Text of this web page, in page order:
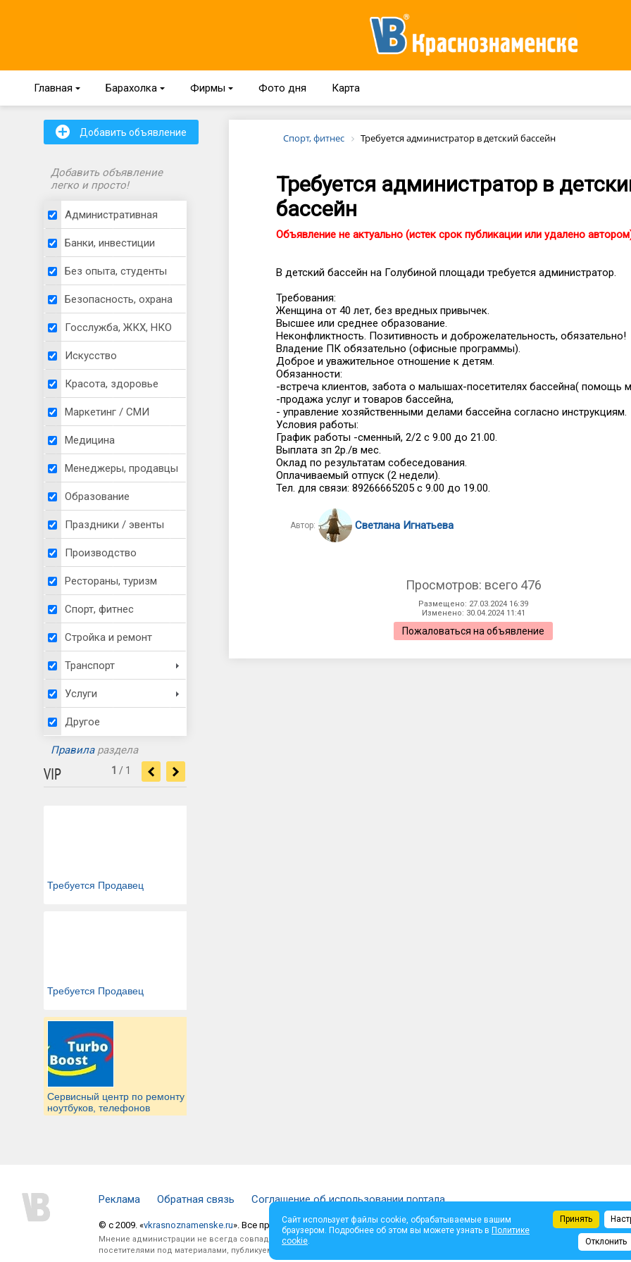
Главная { Барахолка { Фирмы { Фото дня Карта
+ Добавить объявление
Добавить объявление
легко и просто!
Административная
Банки, инвестиции
Без опыта, студенты
Безопасность, охрана
Госслужба, ЖКХ, НКО
Искусство
Красота, здоровье
Маркетинг / СМИ
Медицина
Менеджеры, продавцы
Образование
Праздники / эвенты
Производство
Рестораны, туризм
Спорт, фитнес
Стройка и ремонт
Транспорт
Услуги
Другое
Правилараздела
VIP
Требуется Продавец
Требуется Продавец
Сервисный центр по ремонту
ноутбуков, телефонов
1 / 1 < >
Спорт, фитнес Требуется администратор в детский бассейн
Требуется администратор в
бассейн
Объявление не актуально (истек срок публикации или удалено
В детский бассейн на Голубиной площади требуется администратор.
Требования:
Женщина от 40 лет, без вредных привычек.
Высшее или среднее образование.
Неконфликтность. Позитивность и доброжелательность, обязательно!
Владение ПК обязательно (офисные программы).
Доброе и уважительное отношение к детям.
Обязанности:
-встреча клиентов, забота о малышах-посетителях бассейна( помощь
-продажа услуг и товаров бассейна,
- управление хозяйственными делами бассейна согласно инструкциям.
Условия работы:
График работы -сменный, 2/2 с 9.00 до 21.00.
Выплата зп 2р./в мес.
Оклад по результатам собеседования.
Оплачиваемый отпуск (2 недели).
Тел. для связи: 89266665205 с 9.00 до 19.00.
Автор: Светлана Игнатьева
Просмотров: всего 476
Размещено: 27.03.2024 16:39
Изменено: 30.04.2024 11:41
Пожаловаться на объявление
Реклама Обратная связь Соглашение об использовании портала
© c 2009. «vkrasnoznamenske.ru». Все права защищены.
Мнение администрации не всегда совпадает с мнением автора. Администрация не несет ответственности за достоверность
посетителями под материалами, публикуемыми на сайте.
Сайт использует файлы cookie, обрабатываемые вашим
браузером. Подробнее об этом вы можете узнать в Политике
cookie.
Принять
Отклонить